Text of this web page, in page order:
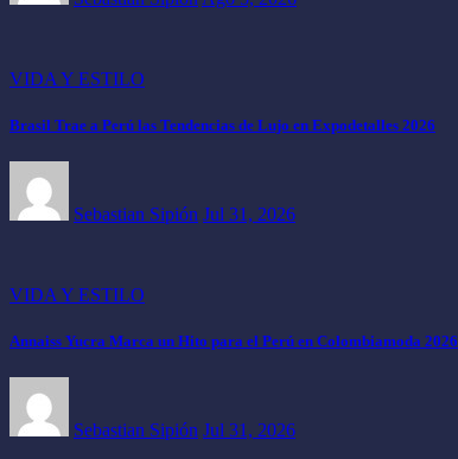
VIDA Y ESTILO
Brasil Trae a Perú las Tendencias de Lujo en Expodetalles 2026
Sebastian Sipión Jul 31, 2026
VIDA Y ESTILO
Annaiss Yucra Marca un Hito para el Perú en Colombiamoda 2026
Sebastian Sipión Jul 31, 2026